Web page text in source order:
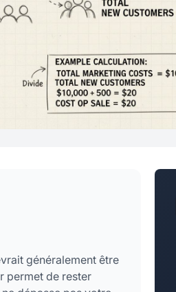
généralement être
permet de rester